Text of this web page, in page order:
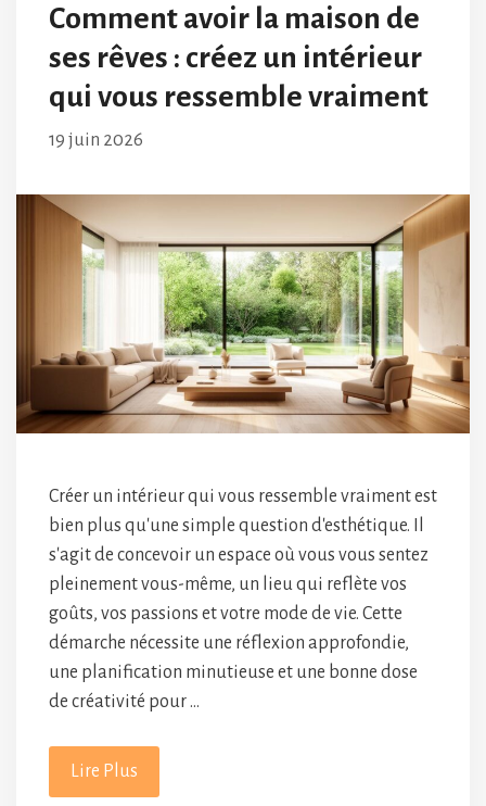
Comment avoir la maison de
ses rêves : créez un intérieur
qui vous ressemble vraiment
19 juin 2026
Créer un intérieur qui vous ressemble vraiment est
bien plus qu'une simple question d'esthétique. Il
s'agit de concevoir un espace où vous vous sentez
pleinement vous-même, un lieu qui reflète vos
goûts, vos passions et votre mode de vie. Cette
démarche nécessite une réflexion approfondie,
une planification minutieuse et une bonne dose
de créativité pour …
Lire Plus